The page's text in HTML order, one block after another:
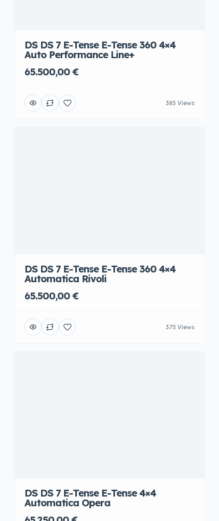
DS DS 7 E-Tense E-Tense 360 4×4
Auto Performance Line+
65.500,00 €
385 Views
DS DS 7 E-Tense E-Tense 360 4×4
Automatica Rivoli
65.500,00 €
375 Views
DS DS 7 E-Tense E-Tense 4×4
Automatica Opera